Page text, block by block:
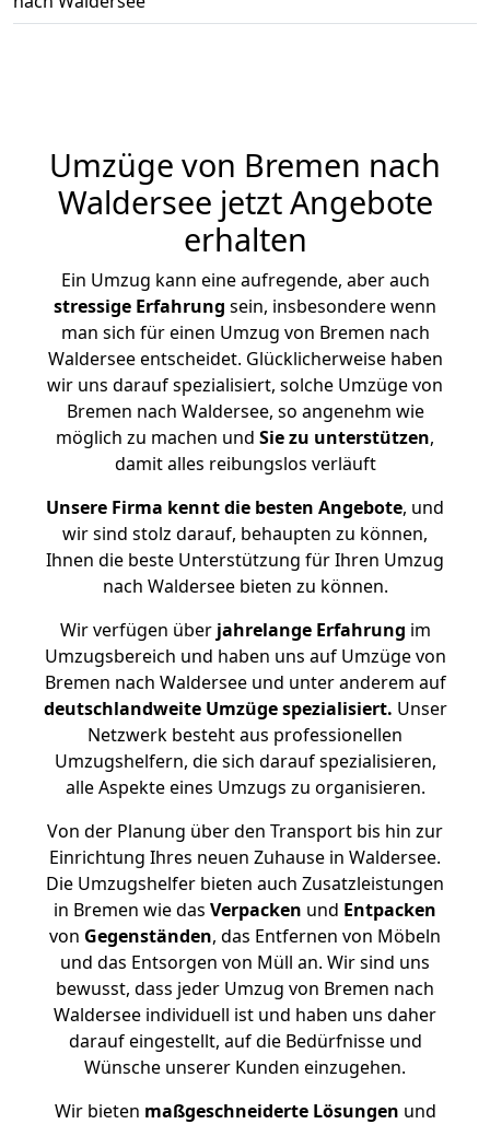
Umzüge von Bremen nach
Waldersee jetzt Angebote
erhalten
Ein Umzug kann eine aufregende, aber auch
stressige Erfahrung sein, insbesondere wenn
man sich für einen Umzug von Bremen nach
Waldersee entscheidet. Glücklicherweise haben
wir uns darauf spezialisiert, solche Umzüge von
Bremen nach Waldersee, so angenehm wie
möglich zu machen und Sie zu unterstützen,
damit alles reibungslos verläuft
Unsere Firma kennt die besten Angebote, und
wir sind stolz darauf, behaupten zu können,
Ihnen die beste Unterstützung für Ihren Umzug
nach Waldersee bieten zu können.
Wir verfügen überjahrelange Erfahrung im
Umzugsbereich und haben uns auf Umzüge von
Bremen nach Waldersee und unter anderem auf
deutschlandweite Umzüge spezialisiert. Unser
Netzwerk besteht aus professionellen
Umzugshelfern, die sich darauf spezialisieren,
alle Aspekte eines Umzugs zu organisieren.
Von der Planung über den Transport bis hin zur
Einrichtung Ihres neuen Zuhause in Waldersee.
Die Umzugshelfer bieten auch Zusatzleistungen
in Bremen wie das Verpacken und Entpacken
von Gegenständen, das Entfernen von Möbeln
und das Entsorgen von Müll an. Wir sind uns
bewusst, dass jeder Umzug von Bremen nach
Waldersee individuell ist und haben uns daher
darauf eingestellt, auf die Bedürfnisse und
Wünsche unserer Kunden einzugehen.
Wir bieten maßgeschneiderte Lösungen und